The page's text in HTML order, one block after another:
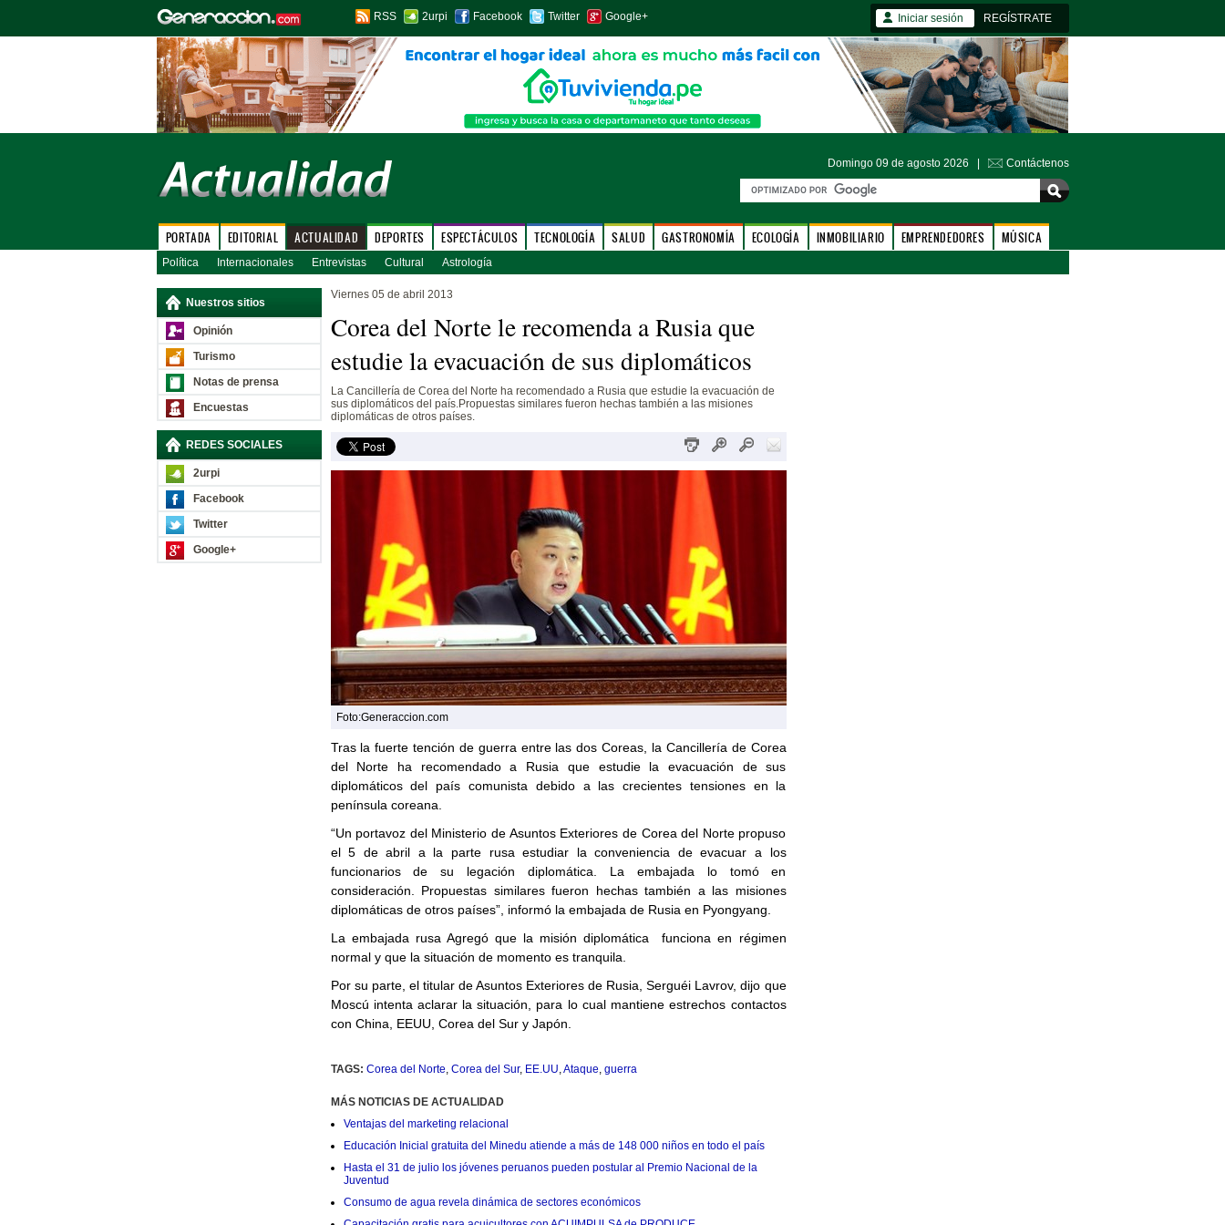
RSS 2urpi Facebook Twitter Google+ Iniciar sesión REGÍSTRATE
Domingo 09 de agosto 2026 | Contáctenos
PORTADA EDITORIAL ACTUALIDAD DEPORTES ESPECTÁCULOS TECNOLOGÍA SALUD GASTRONOMÍA ECOLOGÍA INMOBILIARIO EMPRENDEDORES MÚSICA
Política Internacionales Entrevistas Cultural Astrología
Nuestros sitios
Opinión
Turismo
Notas de prensa
Encuestas
REDES SOCIALES
2urpi
Facebook
Twitter
Google+
Viernes 05 de abril 2013
Corea del Norte le recomenda a Rusia que
estudie la evacuación de sus diplomáticos
La Cancillería de Corea del Norte ha recomendado a Rusia que estudie la evacuación de
sus diplomáticos del país.Propuestas similares fueron hechas también a las misiones
diplomáticas de otros países.
Foto:Generaccion.com
Tras la fuerte tención de guerra entre las dos Coreas, la Cancillería de Corea
del Norte ha recomendado a Rusia que estudie la evacuación de sus
diplomáticos del país comunista debido a las crecientes tensiones en la
península coreana.
“Un portavoz del Ministerio de Asuntos Exteriores de Corea del Norte propuso
el 5 de abril a la parte rusa estudiar la conveniencia de evacuar a los
funcionarios de su legación diplomática. La embajada lo tomó en
consideración. Propuestas similares fueron hechas también a las misiones
diplomáticas de otros países”, informó la embajada de Rusia en Pyongyang.
La embajada rusa Agregó que la misión diplomática funciona en régimen
normal y que la situación de momento es tranquila.
Por su parte, el titular de Asuntos Exteriores de Rusia, Serguéi Lavrov, dijo que
Moscú intenta aclarar la situación, para lo cual mantiene estrechos contactos
con China, EEUU, Corea del Sur y Japón.
TAGS: Corea del Norte, Corea del Sur, EE.UU,Ataque, guerra
MÁS NOTICIAS DE ACTUALIDAD
Ventajas del marketing relacional
Educación Inicial gratuita del Minedu atiende a más de 148 000 niños en todo el país
Hasta el 31 de julio los jóvenes peruanos pueden postular al Premio Nacional de la
Juventud
Consumo de agua revela dinámica de sectores económicos